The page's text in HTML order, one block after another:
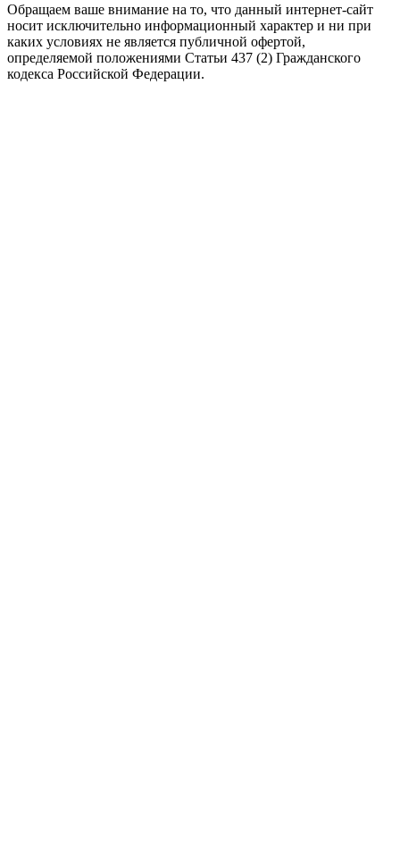
Обращаем ваше внимание на то, что данный интернет-сайт
носит исключительно информационный характер и ни при
каких условиях не является публичной офертой,
определяемой положениями Статьи 437 (2) Гражданского
кодекса Российской Федерации.